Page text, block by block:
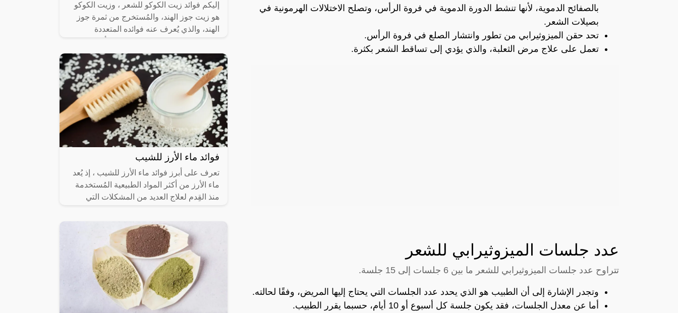
بالصفائح الدموية، لأنها تنشط الدورة الدموية في فروة الرأس، وتصلح الاختلالات الهرمونية في
بصيلات الشعر.
تحد حقن الميزوثيرابي من تطور وانتشار الصلع في فروة الرأس.
تعمل على علاج مرض الثعلبة، والذي يؤدي إلى تساقط الشعر بكثرة.
عدد جلسات الميزوثيرابي للشعر
تتراوح عدد جلسات الميزوثيرابي للشعر ما بين 6 جلسات إلى 15 جلسة.
وتجدر الإشارة إلى أن الطبيب هو الذي يحدد عدد الجلسات التي يحتاج إليها المريض، وفقًا لحالته.
أما عن معدل الجلسات، فقد يكون جلسة كل أسبوع أو 10 أيام، حسبما يقرر الطبيب.
إليكم فوائد زيت الكوكو للشعر ، وزيت الكوكو
هو زيت جوز الهند، والمُستخرج من ثمرة جوز
الهند، والذي يُعرف عنه فوائده المتعددة
فوائد ماء الأرز للشيب
تعرف على أبرز فوائد ماء الأرز للشيب ، إذ يُعد
ماء الأرز من أكثر المواد الطبيعية المُستخدمة
منذ القِدم لعلاج العديد من المشكلات التي